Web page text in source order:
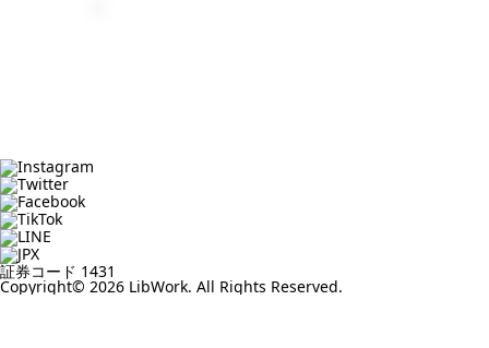
証券コード 1431
Copyright© 2026 LibWork. All Rights Reserved.